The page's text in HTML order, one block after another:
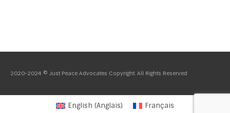
2020-2024 © Just Peace Advocates Copyright. All Rights Reserved
English (Anglais) Français